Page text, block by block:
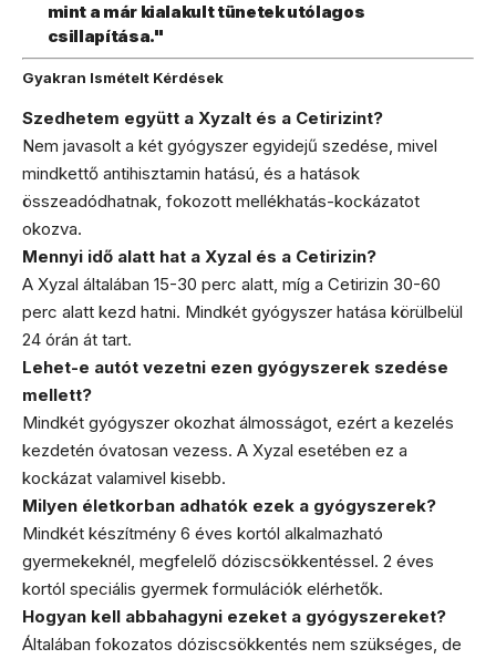
mint a már kialakult tünetek utólagos
csillapítása."
Gyakran Ismételt Kérdések
Szedhetem együtt a Xyzalt és a Cetirizint?
Nem javasolt a két gyógyszer egyidejű szedése, mivel
mindkettő antihisztamin hatású, és a hatások
összeadódhatnak, fokozott mellékhatás-kockázatot
okozva.
Mennyi idő alatt hat a Xyzal és a Cetirizin?
A Xyzal általában 15-30 perc alatt, míg a Cetirizin 30-60
perc alatt kezd hatni. Mindkét gyógyszer hatása körülbelül
24 órán át tart.
Lehet-e autót vezetni ezen gyógyszerek szedése
mellett?
Mindkét gyógyszer okozhat álmosságot, ezért a kezelés
kezdetén óvatosan vezess. A Xyzal esetében ez a
kockázat valamivel kisebb.
Milyen életkorban adhatók ezek a gyógyszerek?
Mindkét készítmény 6 éves kortól alkalmazható
gyermekeknél, megfelelő dóziscsökkentéssel. 2 éves
kortól speciális gyermek formulációk elérhetők.
Hogyan kell abbahagyni ezeket a gyógyszereket?
Általában fokozatos dóziscsökkentés nem szükséges, de